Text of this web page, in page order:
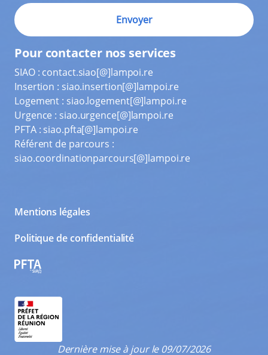
Pour contacter nos services
SIAO : contact.siao[@]lampoi.re
Insertion : siao.insertion[@]lampoi.re
Logement : siao.logement[@]lampoi.re
Urgence : siao.urgence[@]lampoi.re
PFTA : siao.pfta[@]lampoi.re
Référent de parcours :
siao.coordinationparcours[@]lampoi.re
Mentions légales
Politique de confidentialité
PFTA
Dernière mise à jour le 09/07/2026